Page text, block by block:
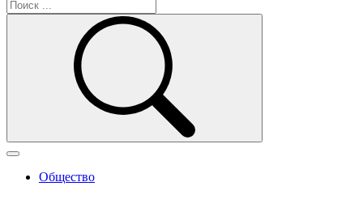
Общество